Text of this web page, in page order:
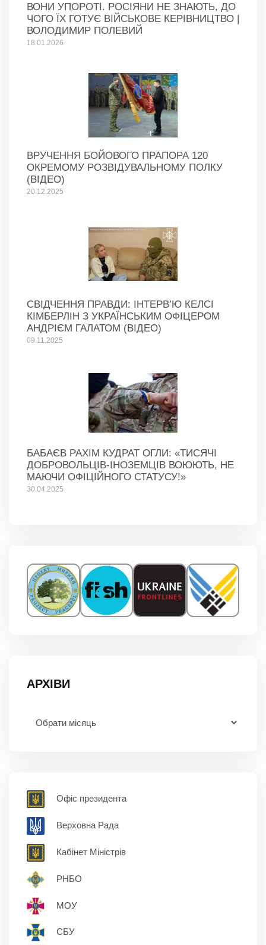
ВОНИ УПОРОТІ. РОСІЯНИ НЕ ЗНАЮТЬ, ДО
ЧОГО ЇХ ГОТУЄ ВІЙСЬКОВЕ КЕРІВНИЦТВО |
ВОЛОДИМИР ПОЛЕВИЙ
18.01.2026
ВРУЧЕННЯ БОЙОВОГО ПРАПОРА 120
ОКРЕМОМУ РОЗВІДУВАЛЬНОМУ ПОЛКУ
(ВІДЕО)
20.12.2025
СВІДЧЕННЯ ПРАВДИ: ІНТЕРВ’Ю КЕЛСІ
КІМБЕРЛІН З УКРАЇНСЬКИМ ОФІЦЕРОМ
АНДРІЄМ ГАЛАТОМ (ВІДЕО)
09.11.2025
БАБАЄВ РАХІМ КУДРАТ ОГЛИ: «ТИСЯЧІ
ДОБРОВОЛЬЦІВ-ІНОЗЕМЦІВ ВОЮЮТЬ, НЕ
МАЮЧИ ОФІЦІЙНОГО СТАТУСУ!»
30.04.2025
АРХІВИ
Офіс президента
Верховна Рада
Кабінет Міністрів
РНБО
МОУ
СБУ